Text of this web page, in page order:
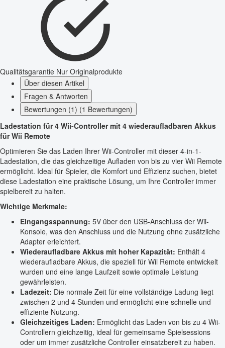
Qualitätsgarantie Nur Originalprodukte
Über diesen Artikel
Fragen & Antworten
Bewertungen (1) (1 Bewertungen)
Ladestation für 4 Wii-Controller mit 4 wiederaufladbaren Akkus
für Wii Remote
Optimieren Sie das Laden Ihrer Wii-Controller mit dieser 4-in-1-
Ladestation, die das gleichzeitige Aufladen von bis zu vier Wii Remote
ermöglicht. Ideal für Spieler, die Komfort und Effizienz suchen, bietet
diese Ladestation eine praktische Lösung, um Ihre Controller immer
spielbereit zu halten.
Wichtige Merkmale:
Eingangsspannung: 5V über den USB-Anschluss der Wii-
Konsole, was den Anschluss und die Nutzung ohne zusätzliche
Adapter erleichtert.
Wiederaufladbare Akkus mit hoher Kapazität: Enthält 4
wiederaufladbare Akkus, die speziell für Wii Remote entwickelt
wurden und eine lange Laufzeit sowie optimale Leistung
gewährleisten.
Ladezeit: Die normale Zeit für eine vollständige Ladung liegt
zwischen 2 und 4 Stunden und ermöglicht eine schnelle und
effiziente Nutzung.
Gleichzeitiges Laden: Ermöglicht das Laden von bis zu 4 Wii-
Controllern gleichzeitig, ideal für gemeinsame Spielsessions
oder um immer zusätzliche Controller einsatzbereit zu haben.